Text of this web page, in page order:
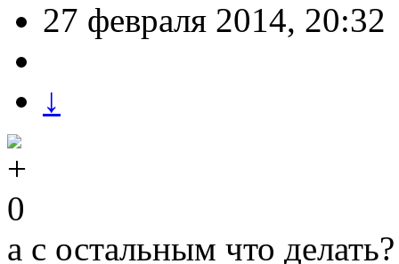
27 февраля 2014, 20:32
↓
0
а с остальным что